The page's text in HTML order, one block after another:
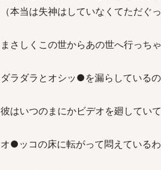
（本当は失神はしていなくてただぐ
まさしくこの世からあの世へ行っち
ダラダラとオシッ●を漏らしているの
彼はいつのまにかビデオを廻していて
オ●ッコの床に転がって悶えている